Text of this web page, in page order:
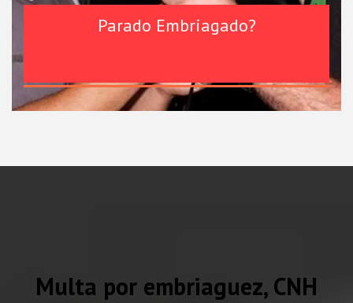
Parado Embriagado?
Multa por embriaguez, CNH